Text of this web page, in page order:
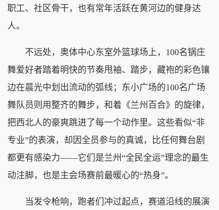
职工、社区骨干，也有常年活跃在黄河边的健身达
人。
不远处，奥体中心东室外篮球场上，100名锅庄
舞爱好者踏着明快的节奏甩袖、踏步，藏袍的彩色镶
边在晨光中划出流动的弧线；东小广场的100名广场
舞队员则用整齐的舞步，和着《兰州百合》的旋律，
把西北人的豪爽跳进了每一个动作里。这些看似“非
专业”的表演，却因全员参与的真诚，比任何舞台剧
都更有感染力——它们是兰州“全民全运”理念的最生
动注脚，也是主会场赛前最暖心的“热身”。
当发令枪响，跑者们冲过起点，赛道沿线的展演